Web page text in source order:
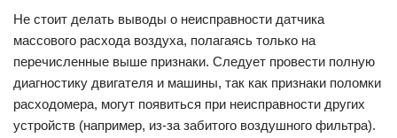
Не стоит делать выводы о неисправности датчика
массового расхода воздуха, полагаясь только на
перечисленные выше признаки. Следует провести полную
диагностику двигателя и машины, так как признаки поломки
расходомера, могут появиться при неисправности других
устройств (например, из-за забитого воздушного фильтра).